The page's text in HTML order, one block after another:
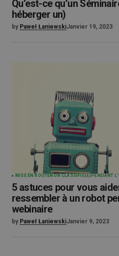
Qu’est-ce qu’un
héberger un)
by Paweł ŁaniewskiJanvier 19, 2023
MISE EN ROUTE NON CLASSIFIÉ(E) PENDANT
5 astuces pour vous
ressembler à un robot
webinaire
by Paweł ŁaniewskiJanvier 9, 2023